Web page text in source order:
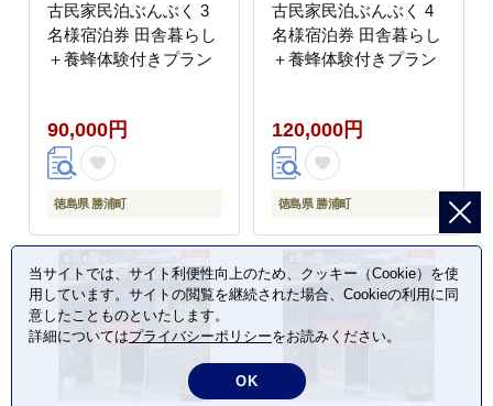
古民家民泊ぶんぶく 3
名様宿泊券 田舎暮らし
＋養蜂体験付きプラン
90,000円
徳島県 勝浦町
古民家民泊ぶんぶく 4
名様宿泊券 田舎暮らし
＋養蜂体験付きプラン
120,000円
徳島県 勝浦町
当サイトでは、サイト利便性向上のため、クッキー（Cookie）を使
用しています。サイトの閲覧を継続された場合、Cookieの利用に同
意したことものといたします。
詳細についてはプライバシーポリシーをお読みください。
OK